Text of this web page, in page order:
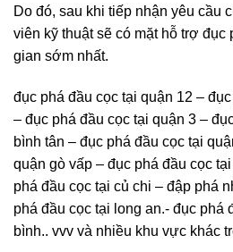
Do đó, sau khi tiếp nhận yêu cầu
viên kỹ thuật sẽ có mặt hỗ trợ đục
gian sớm nhất.
đục phá đầu cọc tại quận 12 –
– đục phá đầu cọc tại quận 3 –
bình tân – đục phá đầu cọc tại
quận gò vấp – đục phá đầu cọc
phá đầu cọc tại củ chi – đập phá
phá đầu cọc tại long an.- đục phá
bình.. vvv và nhiều khu vực khác